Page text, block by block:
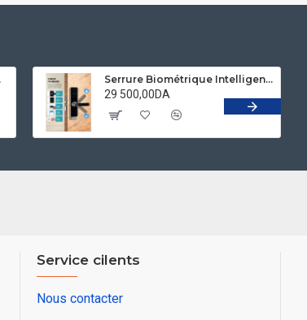
X10 Serrure Biométrique Intelligent Bluetooth TTlock ROBISAN X23 ( Deverrouillage Par Empreinte , Code , App , Clée et TAG Mifare )
29 500,00DA
Service cilents
Nous contacter